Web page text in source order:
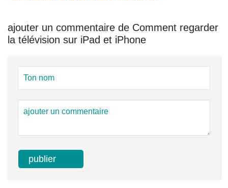
ajouter un commentaire de Comment regarder
la télévision sur iPad et iPhone